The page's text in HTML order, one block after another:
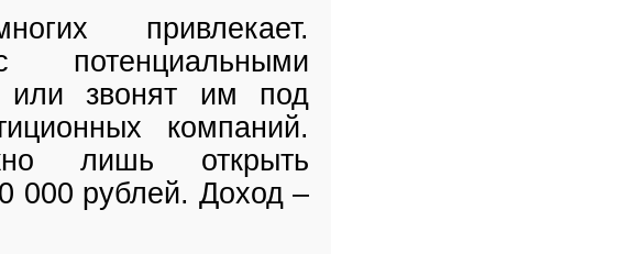
привлекает.
потенциальными
или звонят им под
компаний.
лишь открыть
000 рублей. Доход –